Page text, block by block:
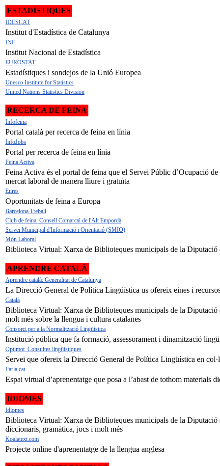
ESTADÍSTIQUES
IDESCAT
Institut d'Estadística de Catalunya
INE
Institut Nacional de Estadística
EUROSTAT
Estadístiques i sondejos de la Unió Europea
Unesco Institute for Statistics
United Nations Statistics Division
RECERCA DE FEINA
Infofeina
Portal català per recerca de feina en línia
InfoJobs
Portal per recerca de feina en línia
Feina Activa
Feina Activa és el portal de feina que el Servei Públic d’Ocupació
mercat laboral de manera lliure i gratuïta
Eures
Oportunitats de feina a Europa
Barcelona Treball
Club de feina. Consell Comarcal de l'Alt Empordà
Servei Municipal d'Informació i Orientació (SMIO)
Món Laboral
Biblioteca Virtual: Xarxa de Biblioteques municipals de la Diputació
APRENDRE CATALÀ
Aprendre català: Generalitat de Catalunya
La Direcció General de Política Lingüística us ofereix eines i
Català
Biblioteca Virtual: Xarxa de Biblioteques municipals de la Diputació
molt més sobre la llengua i cultura catalanes
Consorci per a la Normalització Lingüística
Institució pública que fa formació, assessorament i dinamització
Optimot. Consultes lingüístiques
Servei que ofereix la Direcció General de Política Lingüística en
Parla.cat
Espai virtual d’aprenentatge que posa a l’abast de tothom materials
IDIOMES
Idiomes
Biblioteca Virtual: Xarxa de Biblioteques municipals de la Diputació
diccionaris, gramàtica, jocs i molt més
Koalatext.com
Projecte online d'aprenentatge de la llengua anglesa